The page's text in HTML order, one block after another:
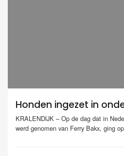
Honden ingezet in
KRALENDIJK – Op de dag dat in
werd genomen van Ferry Bakx, ging